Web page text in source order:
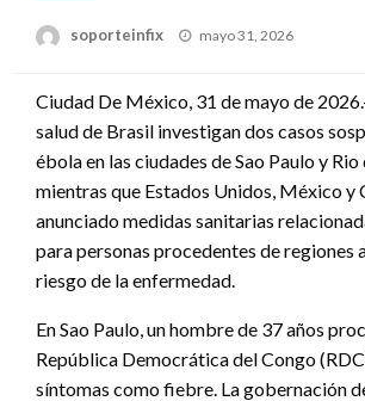
soporteinfix
Publicado
mayo 31, 2026
Ciudad De México, 31 de mayo de
salud de Brasil investigan dos casos
ébola en las ciudades de Sao Paulo y Rio
mientras que Estados Unidos, México y
anunciado medidas sanitarias
para personas procedentes de regiones
riesgo de la enfermedad.
En Sao Paulo, un hombre de 37 años
República Democrática del Congo
síntomas como fiebre. La gobernación